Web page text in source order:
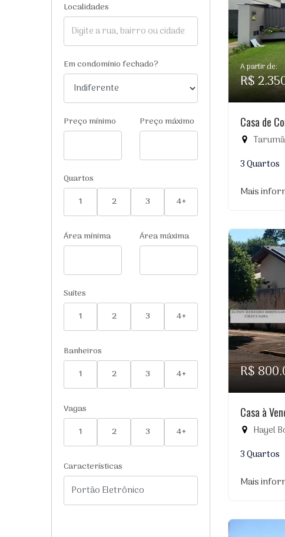
Localidades
Em condomínio fechado?
Preço mínimo Preço máximo
Quartos
1
2 3 4+
Área mínima Área máxima
Suítes
1
2 3 4+
Banheiros
1
2 3 4+
Vagas
1
2 3 4+
Características
A partir de:
R$
Casa de
3 Quartos
Mais
R$
Casa à
Hayel
3 Quartos
Mais